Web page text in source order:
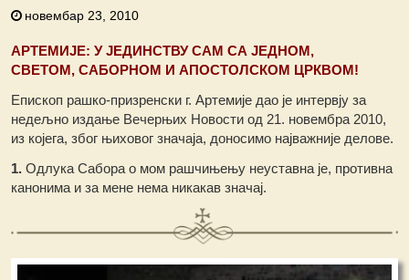
новембар 23, 2010
АРТЕМИЈЕ: У ЈЕДИНСТВУ САМ СА ЈЕДНОМ,
СВЕТОМ, САБОРНОМ И АПОСТОЛСКОМ ЦРКВОМ!
Епископ рашко-призренски г. Артемије дао је интервју за
недељно издање Вечерњих Новости од 21. новембра 2010,
из којега, због њиховог значаја, доносимо најважније делове.
1. Одлука Сабора о мом рашчињењу неуставна је, противна
канонима и за мене нема никакав значај.